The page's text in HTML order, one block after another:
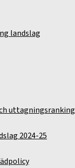
landslag
uttagningsranking
2024-25